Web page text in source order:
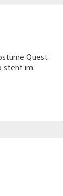
Quest
steht im